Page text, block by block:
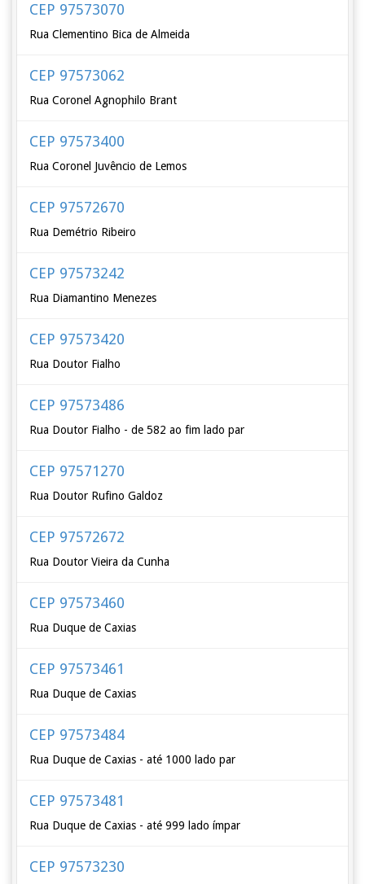
CEP 97573070
Rua Clementino Bica de Almeida
CEP 97573062
Rua Coronel Agnophilo Brant
CEP 97573400
Rua Coronel Juvêncio de Lemos
CEP 97572670
Rua Demétrio Ribeiro
CEP 97573242
Rua Diamantino Menezes
CEP 97573420
Rua Doutor Fialho
CEP 97573486
Rua Doutor Fialho - de 582 ao fim lado par
CEP 97571270
Rua Doutor Rufino Galdoz
CEP 97572672
Rua Doutor Vieira da Cunha
CEP 97573460
Rua Duque de Caxias
CEP 97573461
Rua Duque de Caxias
CEP 97573484
Rua Duque de Caxias - até 1000 lado par
CEP 97573481
Rua Duque de Caxias - até 999 lado ímpar
CEP 97573230